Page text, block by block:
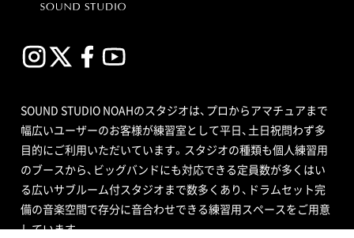
SOUND STUDIO NOAHのスタジオは、プロからアマチュアまで
幅広いユーザーのお客様が練習室として平日、土日祝問わず多
目的にご利用いただいています。スタジオの種類も個人練習用
のブースから、ビッグバンドにも対応できる定員数が多くはい
る広いサブルーム付スタジオまで数多くあり、ドラムセット完
備の音楽空間で存分に音合わせできる練習用スペースをご用意
しています。